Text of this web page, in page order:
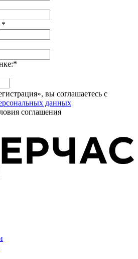
*
*
вы соглашаетесь с
данных
соглашения